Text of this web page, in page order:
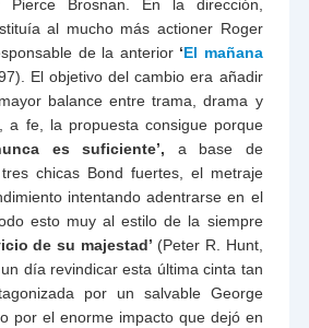
Pierce Brosnan. En la dirección,
al mucho más actioner Roger
de la anterior‘El mañana
El objetivo del cambio era añadir
balance entre trama, drama y
a fe, la propuesta consigue porque
es suficiente’, a base de
chicas Bond fuertes, el metraje
intentando adentrarse en el
esto muy al estilo de la siempre
de su majestad’ (Peter R. Hunt,
día revindicar esta última cinta tan
por un salvable George
por el enorme impacto que dejó en